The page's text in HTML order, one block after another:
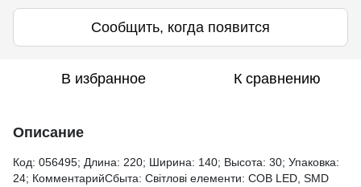
Сообщить, когда появится
В избранное К сравнению
Описание
Код: 056495; Длина: 220; Ширина: 140; Высота: 30; Упаковка:
24; КомментарийСбыта: Світлові елементи: СОВ LED, SMD